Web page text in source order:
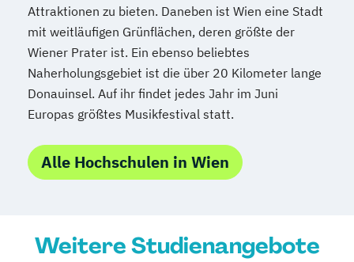
Attraktionen zu bieten. Daneben ist Wien eine Stadt
mit weitläufigen Grünflächen, deren größte der
Wiener Prater ist. Ein ebenso beliebtes
Naherholungsgebiet ist die über 20 Kilometer lange
Donauinsel. Auf ihr findet jedes Jahr im Juni
Europas größtes Musikfestival statt.
Alle Hochschulen in Wien
Weitere Studienangebote